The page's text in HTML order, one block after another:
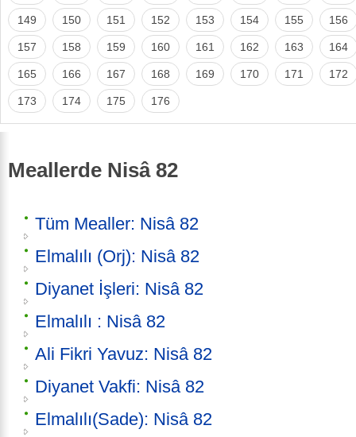
149 150 151 152 153 154 155 156
157 158 159 160 161 162 163 164
165 166 167 168 169 170 171 172
173 174 175 176
Meallerde Nisâ 82
Tüm Mealler: Nisâ 82
Elmalılı (Orj): Nisâ 82
Diyanet İşleri: Nisâ 82
Elmalılı : Nisâ 82
Ali Fikri Yavuz: Nisâ 82
Diyanet Vakfi: Nisâ 82
Elmalılı(Sade): Nisâ 82